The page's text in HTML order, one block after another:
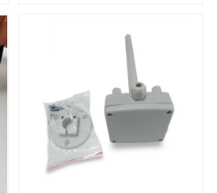
voltaje de 0-10V